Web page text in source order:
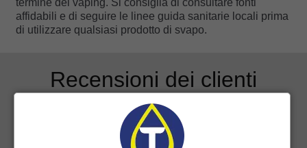
termine del vaping. Si consiglia di consultare fonti
affidabili e di seguire le linee guida sanitarie locali prima
di utilizzare qualsiasi prodotto di svapo.
Recensioni dei clienti
Terpy
10 Mar 2025